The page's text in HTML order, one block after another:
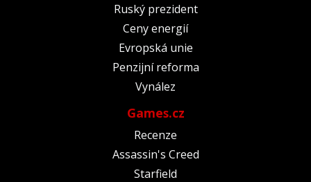
Ruský prezident
Ceny energií
Evropská unie
Penzijní reforma
Vynález
Games.cz
Recenze
Assassin's Creed
Starfield